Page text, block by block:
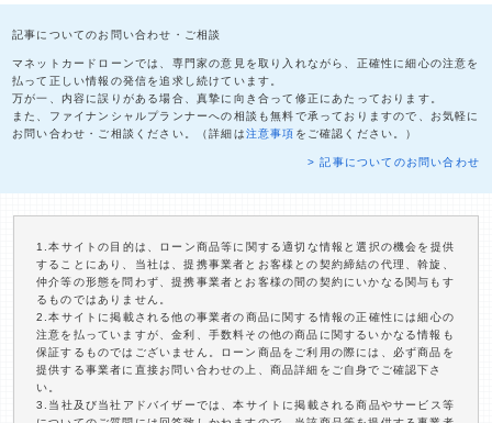
記事についてのお問い合わせ・ご相談
マネットカードローンでは、専門家の意見を取り入れながら、正確性に細心の注意を
払って正しい情報の発信を追求し続けています。
万が一、内容に誤りがある場合、真摯に向き合って修正にあたっております。
また、ファイナンシャルプランナーへの相談も無料で承っておりますので、お気軽に
お問い合わせ・ご相談ください。（詳細は注意事項 をご確認ください。）
> 記事についてのお問い合わせ
1.本サイトの目的は、ローン商品等に関する適切な情報と選択の機会を提供
することにあり、当社は、提携事業者とお客様との契約締結の代理、斡旋、
仲介等の形態を問わず、提携事業者とお客様の間の契約にいかなる関与もす
るものではありません。
2.本サイトに掲載される他の事業者の商品に関する情報の正確性には細心の
注意を払っていますが、金利、手数料その他の商品に関するいかなる情報も
保証するものではございません。ローン商品をご利用の際には、必ず商品を
提供する事業者に直接お問い合わせの上、商品詳細をご自身でご確認下さ
い。
3.当社及び当社アドバイザーでは、本サイトに掲載される商品やサービス等